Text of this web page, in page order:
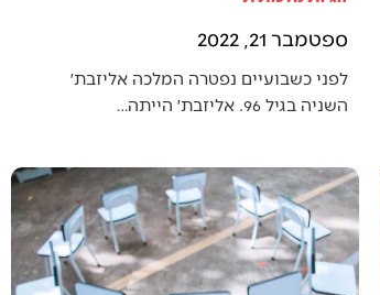
ספטמבר 21, 2022
לפני כשבועיים נפטרה המלכה אליזבת׳
השניה בגיל 96. אליזבת׳ הייתה…